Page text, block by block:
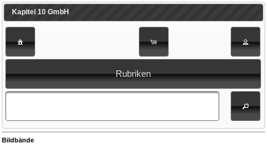
Kapitel 10 GmbH
Rubriken
Bildbände